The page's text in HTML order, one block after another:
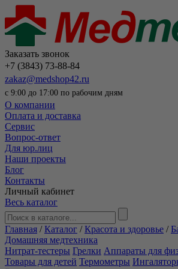
Заказать звонок
+7 (3843) 73-88-84
zakaz@medshop42.ru
с 9:00 до 17:00 по рабочим дням
О компании
Оплата и доставка
Сервис
Вопрос-ответ
Для юр.лиц
Наши проекты
Блог
Контакты
Личный кабинет
Весь каталог
Главная /Каталог /Красота и здоровье /
Домашняя медтехника
Нитрат-тестеры Грелки Аппараты для
Товары для детей Термометры